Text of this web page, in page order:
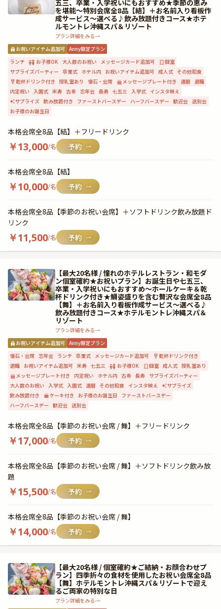
五三、卒業・入学祝いにもおすすめ★季節の恵み
を堪能〜特別会席全8品【結】＋お名前入り看板作
成サービス〜選べる♪飲み放題付きコース★ホテ
ルモントレ沖縄スパ＆リゾート
プラン詳細をみる
お祝いアイテム追加可 Anny限定プラン
ランチ
お子様OK 大人数のお祝い メッセージカード追加可
個室
サプライズパーティー 卒業式 ホテル内 お祝いアイテム追加可 成人式 その他和食
乾杯ドリンク付き 授乳室あり 懐石・会席 メッセージプレート付き 還暦 退職
内定祝い 入園式 米寿 古希 忘年会 長寿 七五三 入学式 インスタ映え
サプライズ 飲み放題付き ファーストバースデー ハーフバースデー 歓迎会 送別会
お子様のお誕生日
本格会席全8品【結】＋フリードリンク
￥13,000/名
本格会席全8品【結】
￥10,000/名
本格会席全8品【季節のお祝い会席】＋ソフトドリンク飲み放題ド
リンク
￥11,500/名
【最大20名様 / 憧れのホテルレストラン・和モダ
ン個室確約★お祝いプラン】お誕生日や七五三、
卒業・入学祝いにもおすすめ〜ホールケーキ＆乾
杯ドリンク付き★鯛姿盛りを含む贅沢な会席全8品
【舞】＋お名前入り看板作成サービス〜選べる♪
飲み放題付きコース★ホテルモントレ沖縄スパ＆
リゾート
プラン詳細をみる
お祝いアイテム追加可 Anny限定プラン
懐石・会席 忘年会 ランチ 卒業式 メッセージカード追加可
乾杯ドリンク付き
退職 お祝いアイテム追加可 米寿 七五三 お子様OK 個室 成人式 授乳室あり
メッセージプレート付き
内定祝い ホテル内 古希 長寿 サプライズパーティー
大人数のお祝い 入学式 入園式 還暦 その他和食 インスタ映え
サプライズ
飲み放題付き
ケーキ付き お子様のお誕生日
ファーストバースデー
ハーフバースデー 歓迎会 送別会
本格会席全8品【季節のお祝い会席 / 舞】＋フリードリンク
￥17,000/名
本格会席全8品【季節のお祝い会席 / 舞】＋ソフトドリンク飲み放
題
￥15,500/名
本格会席全8品【季節のお祝い会席 / 舞】
￥14,000/名
【最大20名様 / 個室確約★ご結納・お顔合わせプ
ラン】四季折々の食材を使用したお祝い会席全8品
【舞】ホテルモントレ沖縄スパ＆リゾートで迎え
るご両家の特別な日
プラン詳細をみる